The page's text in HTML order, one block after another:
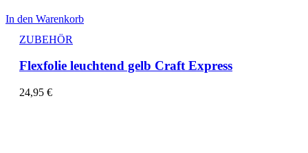
In den Warenkorb
ZUBEHÖR
Flexfolie leuchtend gelb Craft Express
24,95 €